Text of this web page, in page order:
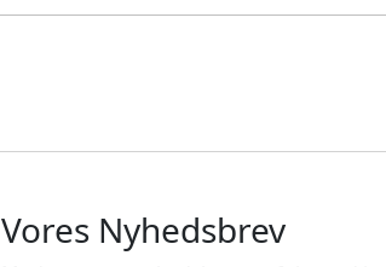
Vores Nyhedsbrev